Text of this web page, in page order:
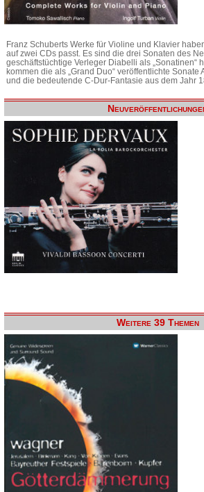
Franz Schuberts Werke für Violine und Klavier
auf zwei CDs passt. Es sind die drei Sonaten des
geschäftstüchtige Verleger Diabelli als „Sonatinen“
kommen die als „Grand Duo“ veröffentlichte Sonate
und die bedeutende C-Dur-Fantasie aus dem Jahr
Weitere 39 Themen